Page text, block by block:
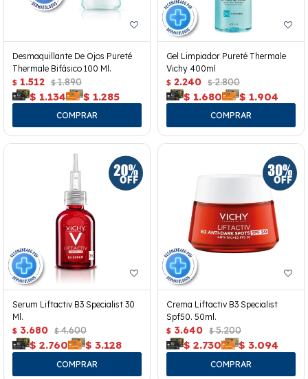
Desmaquillante De Ojos Pureté
Thermale Bifásico 100 Ml.
$ 1.512 $ 1.890
$ 1.134 $ 1.285
Gel Limpiador Pureté Thermale
Vichy 400ml
$ 2.240 $ 2.800
$ 1.680 $ 1.904
Serum Liftactiv B3 Specialist 30
Ml.
$ 3.680 $ 4.600
$ 2.760 $ 3.128
Crema Liftactiv B3 Specialist
Spf50. 50ml.
$ 3.640 $ 5.200
$ 2.730 $ 3.094